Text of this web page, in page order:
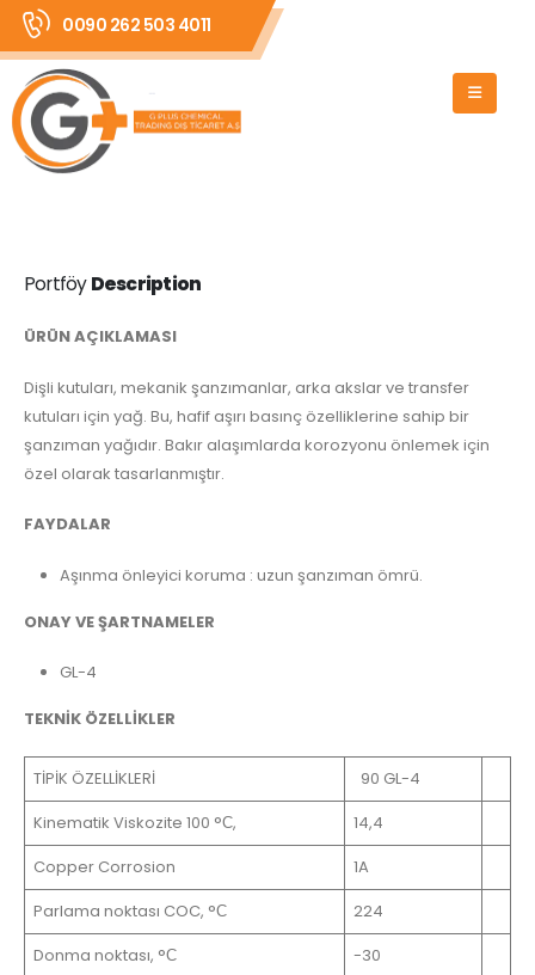
0090 262 503 4011
PortföyDescription
ÜRÜN AÇIKLAMASI
Dişli kutuları, mekanik şanzımanlar, arka akslar ve transfer
kutuları için yağ. Bu, hafif aşırı basınç özelliklerine sahip bir
şanzıman yağıdır. Bakır alaşımlarda korozyonu önlemek için
özel olarak tasarlanmıştır.
FAYDALAR
Aşınma önleyici koruma : uzun şanzıman ömrü.
ONAY VE ŞARTNAMELER
GL-4
TEKNİK ÖZELLİKLER
TİPİK ÖZELLİKLERİ
90 GL-4
Kinematik Viskozite 100 °С,
14,4
Copper Corrosion
1A
Parlama noktası COC, °С
224
Donma noktası, °С
-30